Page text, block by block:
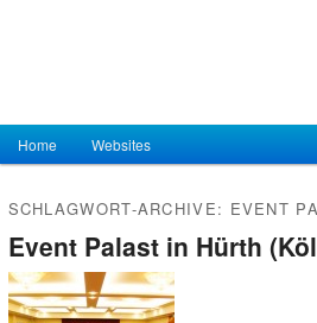
Hauptmenü
Zum Inhalt wechseln
Zum sekundären Inhalt wechseln
Home Websites
SCHLAGWORT-ARCHIVE: EVENT
Event Palast in Hürth